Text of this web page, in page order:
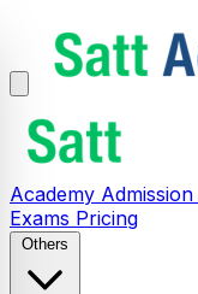
Academy Admission
Exams Pricing
Others